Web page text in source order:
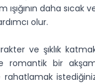
daha sıcak
olur.
ve şıklık
romantik bir